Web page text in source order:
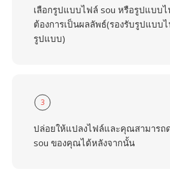
เลือกรูปแบบไฟล์ sou หรือรูปแบบ
ต้องการเป็นผลลัพธ์(รองรับรูปแบบ
รูปแบบ)
3
ปล่อยให้แปลงไฟล์และคุณสามารถ
sou ของคุณได้หลังจากนั้น